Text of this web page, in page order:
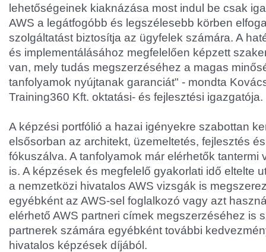
lehetőségeinek kiaknázása most indul be csak
AWS a legátfogóbb és legszélesebb körben
szolgáltatást biztosítja az ügyfelek számára. A
és implementálásához megfelelően képzett
van, mely tudás megszerzéséhez a magas
tanfolyamok nyújtanak garanciát" - mondta
Training360 Kft. oktatási- és fejlesztési igazgatója.
A képzési portfólió a hazai igényekre szabottan
elsősorban az architekt, üzemeltetés, fejlesztés
fókuszálva. A tanfolyamok már elérhetők tantermi
is. A képzések és megfelelő gyakorlati idő eltelte
a nemzetközi hivatalos AWS vizsgák is
egyébként az AWS-sel foglalkozó vagy azt
elérhető AWS partneri címek megszerzéséhez is
partnerek számára egyébként további
hivatalos képzések díjából.